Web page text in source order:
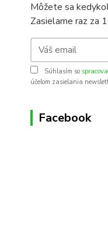
Môžete sa
Zasielame raz za
Súhlasím so
účelom zasielania
Facebook